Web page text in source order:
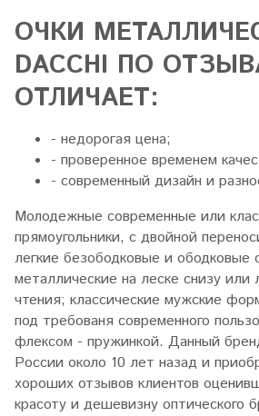
ОЧКИ
DACCHI ПО
ОТЛИЧАЕТ:
- недорогая цена;
- проверенное временем
- современный дизайн и
Молодежные современные или
прямоугольники, с двойной
легкие безободковые и ободковые
металлические на леске снизу или
чтения; классические мужские
под требованя современного
флексом - пружинкой. Данный
России около 10 лет назад и
хороших отзывов клиентов
красоту и дешевизну оптического